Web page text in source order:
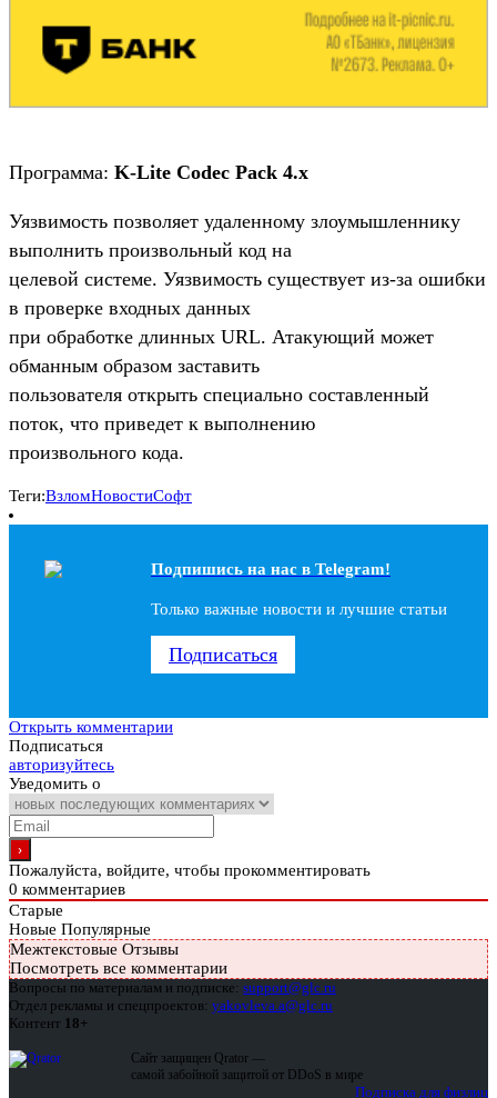
Программа: K-Lite Codec Pack 4.x
Уязвимость позволяет удаленному злоумышленнику
выполнить произвольный код на
целевой системе. Уязвимость существует из-за ошибки
в проверке входных данных
при обработке длинных URL. Атакующий может
обманным образом заставить
пользователя открыть специально составленный
поток, что приведет к выполнению
произвольного кода.
Теги:ВзломНовостиСофт
Подпишись на наc в Telegram!
Только важные новости и лучшие статьи
Подписаться
Открыть комментарии
Подписаться
авторизуйтесь
Уведомить о
Пожалуйста, войдите, чтобы прокомментировать
0 комментариев
Старые
Новые Популярные
Межтекстовые Отзывы
Посмотреть все комментарии
Вопросы по материалам и подписке: support@glc.ru
Отдел рекламы и спецпроектов: yakovleva.a@glc.ru
Контент 18+
Сайт защищен Qrator —
самой забойной защитой от DDoS в мире
Подписка для физлиц